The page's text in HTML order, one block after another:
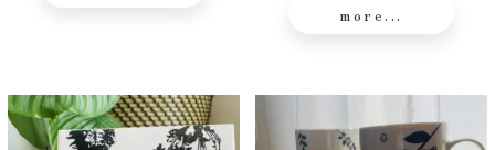
more...